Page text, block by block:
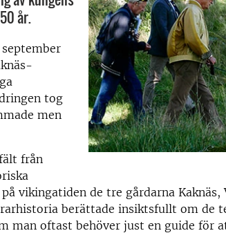
år.
tog
men
från
vikingatiden de tre gårdarna Kaknäs,
berättade insiktsfullt om de
man oftast behöver just en guide för